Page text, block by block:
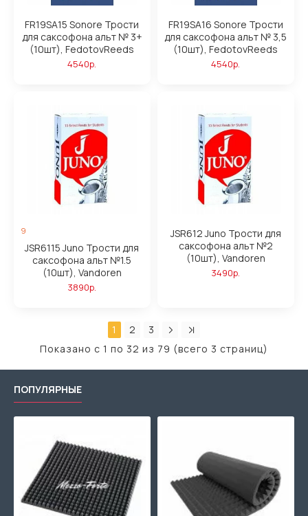
FR19SA15 Sonore Трости
для саксофона альт № 3+
(10шт), FedotovReeds
4540р.
FR19SA16 Sonore Трости
для саксофона альт № 3,5
(10шт), FedotovReeds
4540р.
9
JSR6115 Juno Трости для
саксофона альт №1.5
(10шт), Vandoren
3890р.
JSR612 Juno Трости для
саксофона альт №2
(10шт), Vandoren
3490р.
1 2
3
Показано с 1 по 32 из 79 (всего 3 страниц)
ПОПУЛЯРНЫЕ